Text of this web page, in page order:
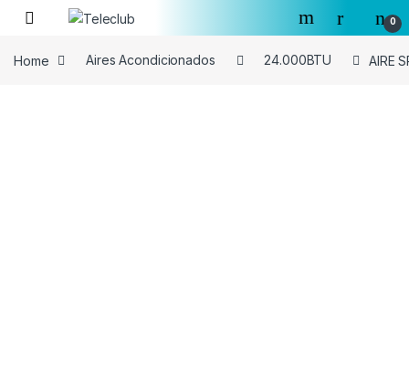
Skip to navigation
Skip to content
0
Home Aires Acondicionados 24.000BTU AIRE